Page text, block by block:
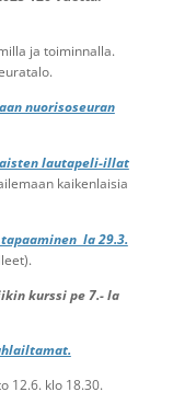
ja toiminnalla.
nuorisoseuran
lautapeli-illat
kaikenlaisia
la 29.3.
kurssi pe 7.- la
12.6. klo 18.30.